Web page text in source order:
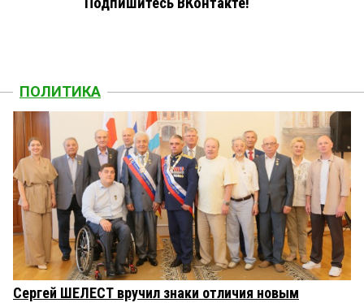
ПОЛИТИКА
Сергей ШЕЛЕСТ вручил знаки отличия новым